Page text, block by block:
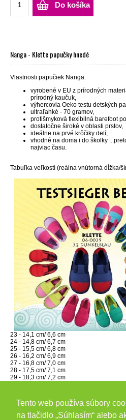
Tento web používa súbory
na tlačidlo „Súhlasím“ alebo
Do košíka
Nanga - Klette papučky hnedé
Vlastnosti papučiek Nanga:
vyrobené v EU z prírodných
prírodný kaučuk,
výhercovia Oeko testu detských
ultraľahké - 70 gramov,
protišmyková flexibilná barefoot
dostatočne široké v oblasti prstov,
ideálne na prvé krôčiky detí,
vhodné na doma i do školky
najviac času.
Tabuľka veľkostí (reálna vnútorná dĺžka/
23 - 14,1 cm/ 6,6 cm
24 - 14,8 cm/ 6,7 cm
25 - 15,5 cm/ 6,8 cm
26 - 16,2 cm/ 6,9 cm
27 - 16,8 cm/ 7,0 cm
28 - 17,5 cm/ 7,1 cm
29 - 18,3 cm/ 7,2 cm
32 - 20,2 cm/ 7,5 cm
33 - 20,9 cm/ 7,6 cm
34 - 21,5 cm/ 7,7 cm